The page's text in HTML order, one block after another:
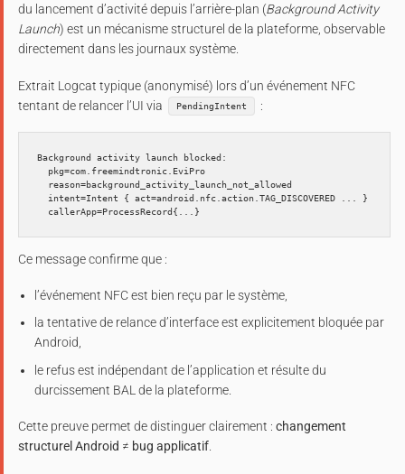
du lancement d’activité depuis l’arrière-plan (Background Activity
Launch) est un mécanisme structurel de la plateforme, observable
directement dans les journaux système.
Extrait Logcat typique (anonymisé) lors d’un événement NFC
tentant de relancer l’UI via
PendingIntent :
Background activity launch blocked:
Ce message confirme que :
l’événement NFC est bien reçu par le système,
la tentative de relance d’interface est explicitement bloquée par
Android,
le refus est indépendant de l’application et résulte du
durcissement BAL de la plateforme.
Cette preuve permet de distinguer clairement : changement
structurel Android ≠ bug applicatif